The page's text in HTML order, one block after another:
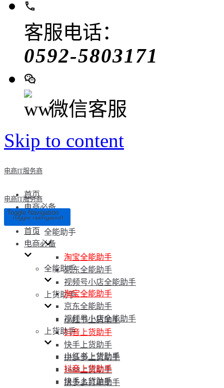
客服电话：
0592-5803171
微信客服
Skip to content
电商IT服务商
首页
电商必备
全能助手
淘宝全能助手
京东全能助手
视频号小店全能助手
上货助手
小红书上货助手
抖音上货助手
快手上货助手
拼多多上货助手
1688上货助手
拼多多打单助手
电商IT服务商
Toggle Navigation
Toggle Navigation
首页
电商必备
全能助手
淘宝全能助手
京东全能助手
视频号小店全能助手
上货助手
小红书上货助手
抖音上货助手
快手上货助手